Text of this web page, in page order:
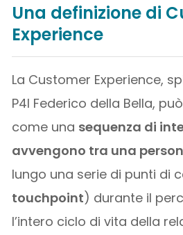
Una definizione di
Experience
La Customer Experience,
P4I Federico della Bella,
come una sequenza di
avvengono tra una
lungo una serie di punti di
touchpoint) durante il
l’intero ciclo di vita della